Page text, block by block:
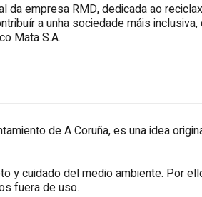
empresa RMD, dedicada ao
a unha sociedade máis
Mata S.A.
de A Coruña, es una idea
cuidado del medio ambiente. Por
fuera de uso.